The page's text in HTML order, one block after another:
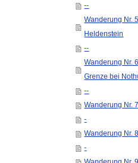
--
Wanderung Nr.
Heldenstein
--
Wanderung Nr.
Grenze bei
--
Wanderung Nr.
-
Wanderung Nr.
-